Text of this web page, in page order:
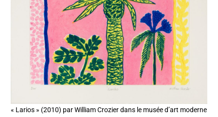
« Larios » (2010) par William Crozier dans le musée d’art moderne